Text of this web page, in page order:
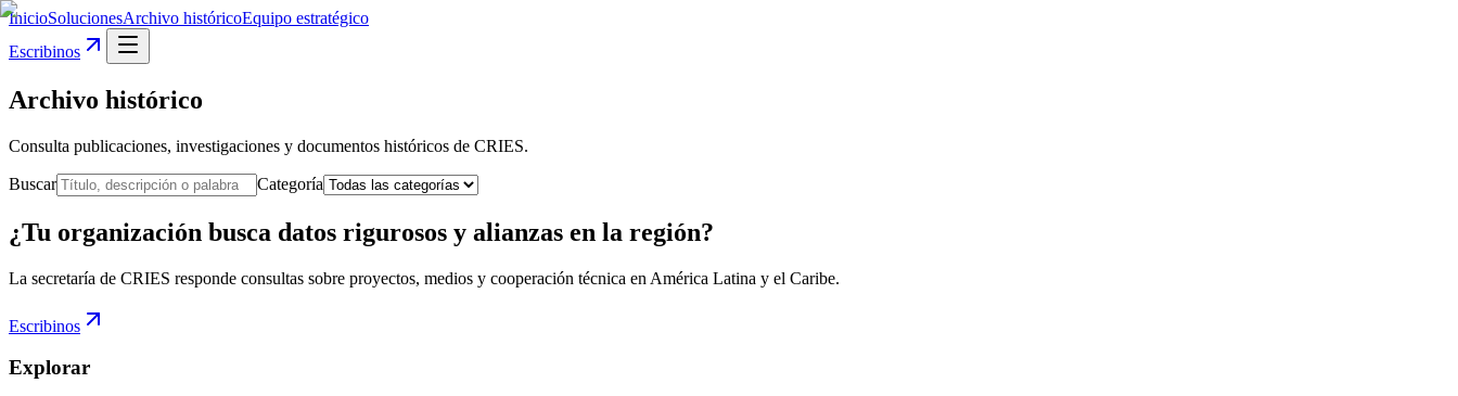
InicioSolucionesArchivo históricoEquipo estratégico
Escribinos
Archivo histórico
Consulta publicaciones, investigaciones y documentos históricos de CRIES.
Buscar Categoría
¿Tu organización busca datos rigurosos y alianzas en la región?
La secretaría de CRIES responde consultas sobre proyectos, medios y cooperación técnica en América Latina y el Caribe.
Escribinos
Explorar